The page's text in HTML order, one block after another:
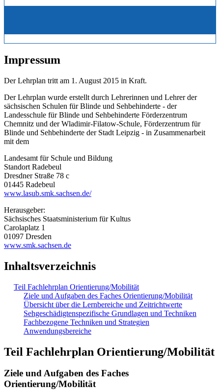
Impressum
Der Lehrplan tritt am 1. August 2015 in Kraft.
Der Lehrplan wurde erstellt durch Lehrerinnen und Lehrer der
sächsischen Schulen für Blinde und Sehbehinderte - der
Landesschule für Blinde und Sehbehinderte Förderzentrum
Chemnitz und der Wladimir-Filatow-Schule, Förderzentrum für
Blinde und Sehbehinderte der Stadt Leipzig - in Zusammenarbeit
mit dem
Landesamt für Schule und Bildung
Standort Radebeul
Dresdner Straße 78 c
01445 Radebeul
www.lasub.smk.sachsen.de/
Herausgeber:
Sächsisches Staatsministerium für Kultus
Carolaplatz 1
01097 Dresden
www.smk.sachsen.de
Inhaltsverzeichnis
Teil Fachlehrplan Orientierung/Mobilität
Ziele und Aufgaben des Faches Orientierung/Mobilität
Übersicht über die Lernbereiche und Zeitrichtwerte
Sehgeschädigtenspezifische Grundlagen und Techniken
Fachbezogene Techniken und Strategien
Anwendungsbereiche
Teil Fachlehrplan Orientierung/Mobilität
Ziele und Aufgaben des Faches
Orientierung/Mobilität